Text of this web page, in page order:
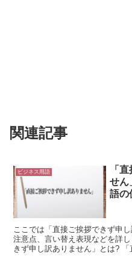
関連記事
ビジネス用語
「
せん
語の
ここでは「直接ご挨拶できず申
注意点、言い替え表現などを詳
きず申し訳ありません」とは?